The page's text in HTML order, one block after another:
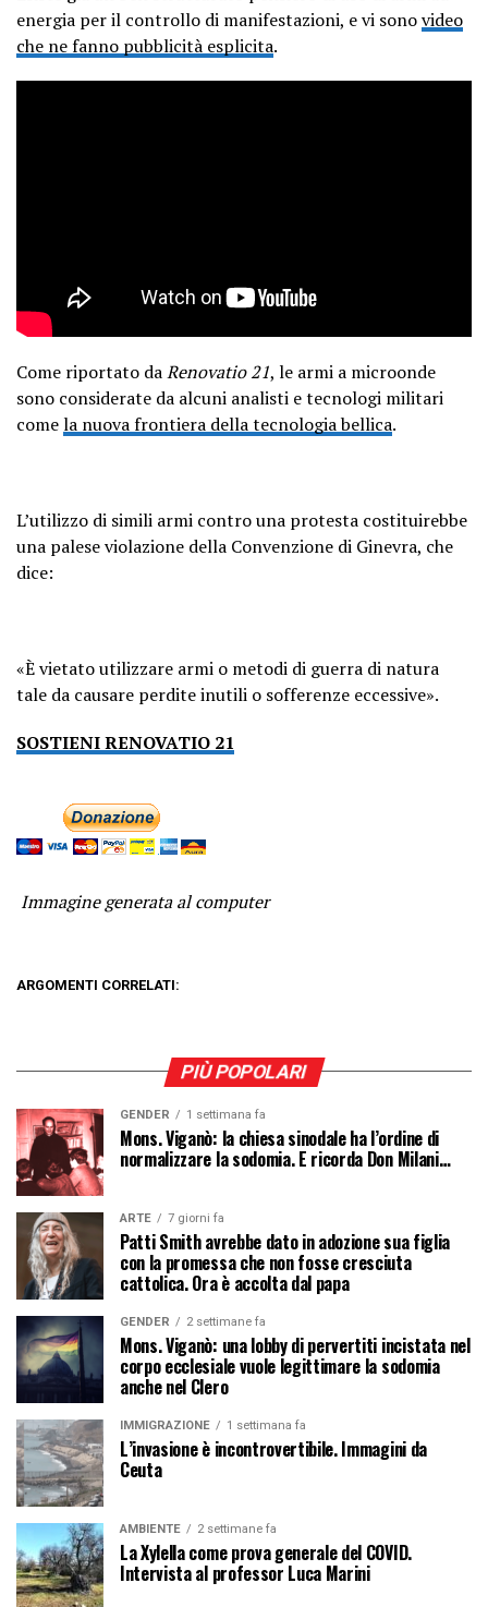
energia per il controllo di manifestazioni, e vi sonovideo
che ne fanno pubblicità esplicita.
Come riportato daRenovatio 21, le armi a microonde
sono considerate da alcuni analisti e tecnologi militari
comela nuova frontiera della tecnologia bellica.
L’utilizzo di simili armi contro una protesta costituirebbe
una palese violazione della Convenzione di Ginevra, che
dice:
«È vietato utilizzare armi o metodi di guerra di natura
tale da causare perdite inutili o sofferenze eccessive».
SOSTIENI RENOVATIO 21
Immagine generata al computer
ARGOMENTI CORRELATI:
PIÙ POPOLARI
GENDER 1 settimana fa
Mons. Viganò: la chiesa sinodale ha l’ordine di
normalizzare la sodomia. E ricorda Don Milani…
ARTE 7 giorni fa
Patti Smith avrebbe dato in adozione sua figlia
con la promessa che non fosse cresciuta
cattolica. Ora è accolta dal papa
GENDER 2 settimane fa
Mons. Viganò: una lobby di pervertiti incistata nel
corpo ecclesiale vuole legittimare la sodomia
anche nel Clero
IMMIGRAZIONE 1 settimana fa
L’invasione è incontrovertibile. Immagini da
Ceuta
AMBIENTE 2 settimane fa
La Xylella come prova generale del COVID.
Intervista al professor Luca Marini